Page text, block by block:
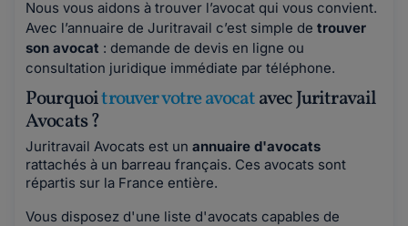
Nous vous aidons à trouver l’avocat qui vous convient.
Avec l’annuaire de Juritravail c’est simple de trouver
son avocat : demande de devis en ligne ou
consultation juridique immédiate par téléphone.
Pourquoitrouver votre avocatavec Juritravail
Avocats ?
Juritravail Avocats est un annuaire d'avocats
rattachés à un barreau français. Ces avocats sont
répartis sur la France entière.
Vous disposez d'une liste d'avocats capables de